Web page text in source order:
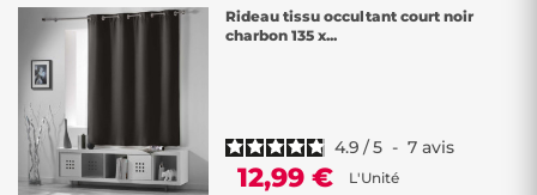
Rideau tissu occultant court noir
charbon 135 x...
4.9 /5 - 7 avis
12,99 € L'Unité